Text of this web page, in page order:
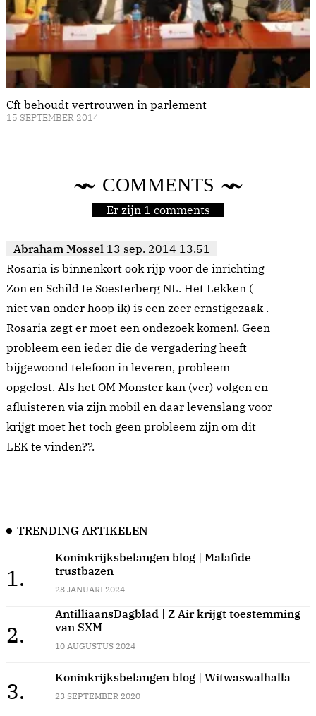
Cft behoudt vertrouwen in parlement
15 SEPTEMBER 2014
COMMENTS
Er zijn 1 comments
Abraham Mossel 13 sep. 2014 13.51
Rosaria is binnenkort ook rijp voor de inrichting
Zon en Schild te Soesterberg NL. Het Lekken (
niet van onder hoop ik) is een zeer ernstigezaak .
Rosaria zegt er moet een ondezoek komen!. Geen
probleem een ieder die de vergadering heeft
bijgewoond telefoon in leveren, probleem
opgelost. Als het OM Monster kan (ver) volgen en
afluisteren via zijn mobil en daar levenslang voor
krijgt moet het toch geen probleem zijn om dit
LEK te vinden??.
TRENDING ARTIKELEN
1.
Koninkrijksbelangen blog | Malafide
trustbazen
28 JANUARI 2024
2.
AntilliaansDagblad | Z Air krijgt toestemming
van SXM
10 AUGUSTUS 2024
3.
Koninkrijksbelangen blog | Witwaswalhalla
23 SEPTEMBER 2020